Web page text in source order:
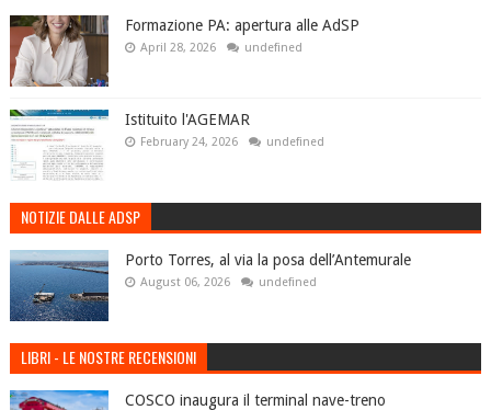
Formazione PA: apertura alle AdSP
April 28, 2026 undefined
Istituito l'AGEMAR
February 24, 2026 undefined
NOTIZIE DALLE ADSP
Porto Torres, al via la posa dell’Antemurale
August 06, 2026 undefined
LIBRI - LE NOSTRE RECENSIONI
COSCO inaugura il terminal nave-treno